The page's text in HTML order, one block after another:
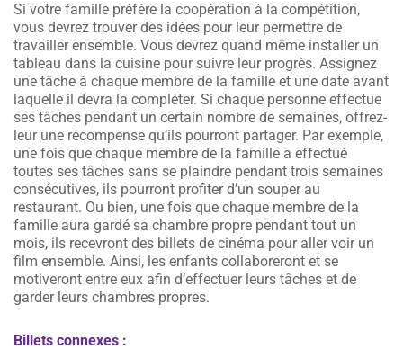
Si votre famille préfère la coopération à la compétition,
vous devrez trouver des idées pour leur permettre de
travailler ensemble. Vous devrez quand même installer un
tableau dans la cuisine pour suivre leur progrès. Assignez
une tâche à chaque membre de la famille et une date avant
laquelle il devra la compléter. Si chaque personne effectue
ses tâches pendant un certain nombre de semaines, offrez-
leur une récompense qu’ils pourront partager. Par exemple,
une fois que chaque membre de la famille a effectué
toutes ses tâches sans se plaindre pendant trois semaines
consécutives, ils pourront profiter d’un souper au
restaurant. Ou bien, une fois que chaque membre de la
famille aura gardé sa chambre propre pendant tout un
mois, ils recevront des billets de cinéma pour aller voir un
film ensemble. Ainsi, les enfants collaboreront et se
motiveront entre eux afin d’effectuer leurs tâches et de
garder leurs chambres propres.
Billets connexes :